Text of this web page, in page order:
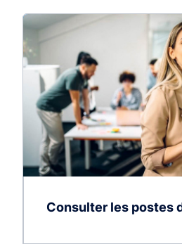
Consulter les postes